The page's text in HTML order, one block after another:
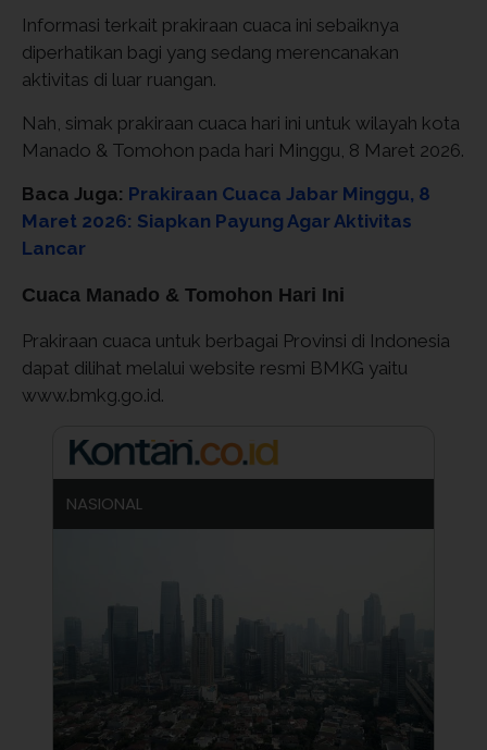
Informasi terkait prakiraan cuaca ini sebaiknya
diperhatikan bagi yang sedang merencanakan
aktivitas di luar ruangan.
Nah, simak prakiraan cuaca hari ini untuk wilayah kota
Manado & Tomohon pada hari Minggu, 8 Maret 2026.
Baca Juga: Prakiraan Cuaca Jabar Minggu, 8
Maret 2026: Siapkan Payung Agar Aktivitas
Lancar
Cuaca Manado & Tomohon Hari Ini
Prakiraan cuaca untuk berbagai Provinsi di Indonesia
dapat dilihat melalui website resmi BMKG yaitu
www.bmkg.go.id.
NASIONAL